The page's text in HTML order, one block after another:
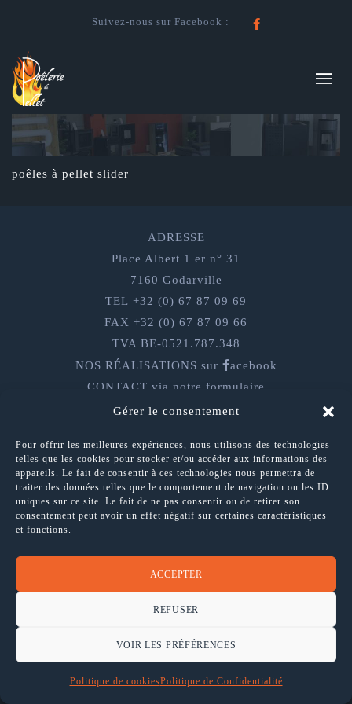
Gérer le consentement
Pour offrir les meilleures expériences, nous utilisons des technologies
telles que les cookies pour stocker et/ou accéder aux informations des
appareils. Le fait de consentir à ces technologies nous permettra de
traiter des données telles que le comportement de navigation ou les ID
uniques sur ce site. Le fait de ne pas consentir ou de retirer son
consentement peut avoir un effet négatif sur certaines caractéristiques
et fonctions.
ACCEPTER
REFUSER
VOIR LES PRÉFÉRENCES
Politique de cookiesPolitique de Confidentialité
Suivez-nous sur Facebook : Facebook
poêles à pellet slider
ADRESSE
Place Albert 1 er n° 31
7160 Godarville
TEL +32 (0) 67 87 09 69
FAX +32 (0) 67 87 09 66
TVA BE-0521.787.348
NOS RÉALISATIONS sur
acebook
CONTACT via notre formulaire